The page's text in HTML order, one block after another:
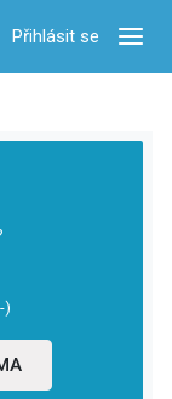
Přihlásit se
)